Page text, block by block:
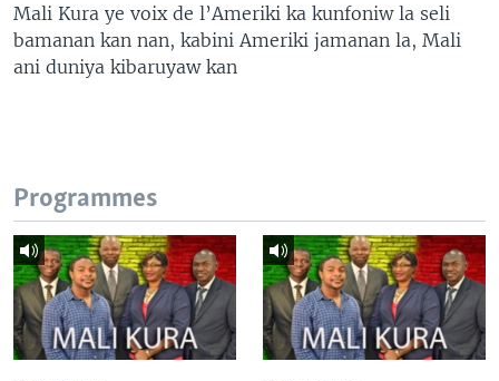
Mali Kura ye voix de l’Ameriki ka kunfoniw la seli
bamanan kan nan, kabini Ameriki jamanan la, Mali
ani duniya kibaruyaw kan
Programmes